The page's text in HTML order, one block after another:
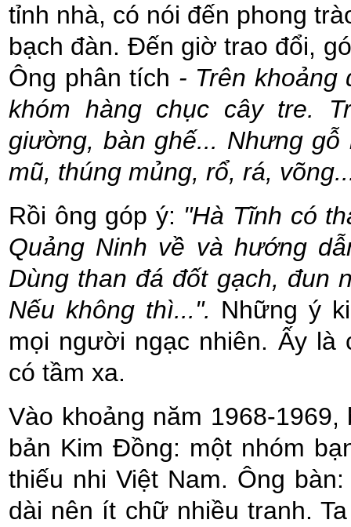
tỉnh nhà, có nói đến phong
bạch đàn. Đến giờ trao đổi,
Ông phân tích - Trên khoảng
khóm hàng chục cây tre.
giường, bàn ghế... Nhưng
mũ, thúng mủng, rổ, rá,
Rồi ông góp ý: "Hà Tĩnh có
Quảng Ninh về và hướng
Dùng than đá đốt gạch, đun
Nếu không thì...". Những ý
mọi người ngạc nhiên. Ấy
có tầm xa.
Vào khoảng năm 1968-
bản Kim Đồng: một nhóm
thiếu nhi Việt Nam. Ông
dài nên ít chữ nhiều tranh.